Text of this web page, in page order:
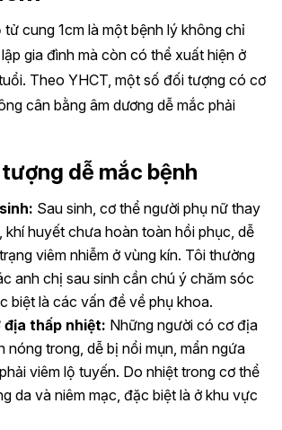
cung 1cm là một bệnh lý không chỉ
gia đình mà còn có thể xuất hiện ở
Theo YHCT, một số đối tượng có cơ
cân bằng âm dương dễ mắc phải
dễ mắc bệnh
Sau sinh, cơ thể người phụ nữ thay
khí huyết chưa hoàn toàn hồi phục, dễ
viêm nhiễm ở vùng kín. Tôi thường
anh chị sau sinh cần chú ý chăm sóc
biệt là các vấn đề về phụ khoa.
địa thấp nhiệt: Những người có cơ địa
nóng trong, dễ bị nổi mụn, mẩn ngứa
viêm lộ tuyến. Do nhiệt trong cơ thể
da và niêm mạc, đặc biệt là ở khu vực